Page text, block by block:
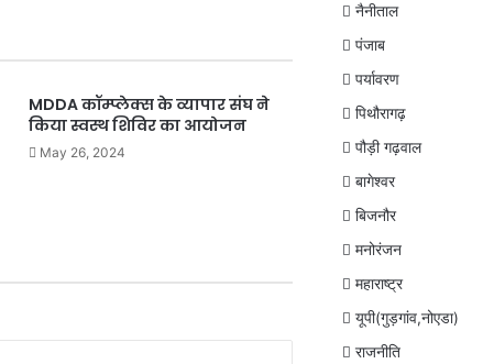
MDDA कॉम्प्लेक्स के व्यापार संघ ने
किया स्वस्थ शिविर का आयोजन
May 26, 2024
नैनीताल
पंजाब
पर्यावरण
पिथौरागढ़
पौड़ी गढ़वाल
बागेश्वर
बिजनौर
मनोरंजन
महाराष्ट्र
यूपी(गुड़गांव,नोएडा)
राजनीति